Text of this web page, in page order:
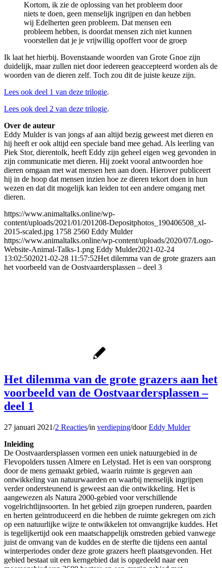
Kortom, ik zie de oplossing van het probleem door
niets te doen, geen menselijk ingrijpen en dan hebben
wij Edelherten geen probleem. Dat mensen een
probleem hebben, is doordat mensen zich niet kunnen
voorstellen dat je je vrijwillig opoffert voor de groep
Ik laat het hierbij. Bovenstaande woorden van Grote Gnoe zijn
duidelijk, maar zullen niet door iedereen geaccepteerd worden als de
woorden van de dieren zelf. Toch zou dit de juiste keuze zijn.
Lees ook deel 1 van deze trilogie.
Lees ook deel 2 van deze trilogie.
Over de auteur
Eddy Mulder is van jongs af aan altijd bezig geweest met dieren en
hij heeft er ook altijd een speciale band mee gehad. Als leerling van
Piek Stor, dierentolk, heeft Eddy zijn geheel eigen weg gevonden in
zijn communicatie met dieren. Hij zoekt vooral antwoorden hoe
dieren omgaan met wat mensen hen aan doen. Hierover publiceert
hij in de hoop dat mensen inzien hoe ze dieren tekort doen in hun
wezen en dat dit mogelijk kan leiden tot een andere omgang met
dieren.
https://www.animaltalks.online/wp-
content/uploads/2021/01/201208-Depositphotos_190406508_xl-
2015-scaled.jpg 1758 2560 Eddy Mulder
https://www.animaltalks.online/wp-content/uploads/2020/07/Logo-
Website-Animal-Talks-1.png Eddy Mulder2021-02-24
13:02:502021-02-28 11:57:52Het dilemma van de grote grazers aan
het voorbeeld van de Oostvaardersplassen – deel 3
Het dilemma van de grote grazers aan het
voorbeeld van de Oostvaardersplassen –
deel 1
27 januari 2021/2 Reacties/in verdieping/doorEddy Mulder
Inleiding
De Oostvaardersplassen vormen een uniek natuurgebied in de
Flevopolders tussen Almere en Lelystad. Het is een van oorsprong
door de mens gemaakt gebied, waarin ruimte is gegeven aan
ontwikkeling van natuurwaarden en waarbij menselijk ingrijpen
verder ondersteunend is geweest aan die ontwikkeling. Het is
aangewezen als Natura 2000-gebied voor verschillende
vogelrichtlijnsoorten. In het gebied zijn groepen runderen, paarden
en herten geïntroduceerd en die hebben de ruimte gekregen om zich
op een natuurlijke wijze te ontwikkelen tot omvangrijke kuddes. Het
is tegelijkertijd ook een maatschappelijk omstreden gebied vanwege
juist de omvang van de kuddes en de sterfte die tijdens een aantal
winterperiodes onder deze grote grazers heeft plaatsgevonden. Het
gebied bestaat uit een kerngebied dat is opgedeeld naar een